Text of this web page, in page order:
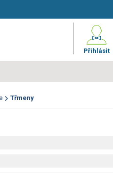
Přihlásit
Třmeny